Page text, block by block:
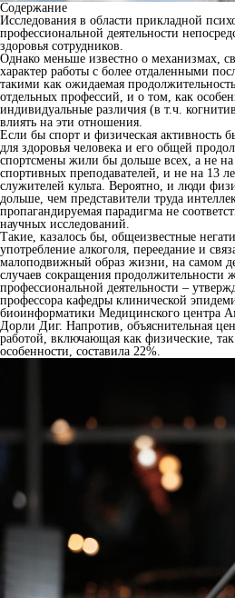
Содержание
Исследования в области прикладной
профессиональной деятельности
здоровья сотрудников.
Однако меньше известно о механизмах,
характер работы с более отдаленными
такими как ожидаемая
отдельных профессий, и о том, как
индивидуальные различия (в т.ч.
влиять на эти отношения.
Если бы спорт и физическая активность
для здоровья человека и его общей
спортсмены жили бы дольше всех, а не
спортивных преподавателей, и не на 13
служителей культа. Вероятно, и люди
дольше, чем представители труда
пропагандируемая парадигма не
научных исследований.
Такие, казалось бы, общеизвестные
употребление алкоголя, переедание и
малоподвижный образ жизни, на самом
случаев сокращения продолжительности
профессиональной деятельности –
профессора кафедры клинической
биоинформатики Медицинского центра
Дорли Диг. Напротив, объяснительная
работой, включающая как физические,
особенности, составила 22%.